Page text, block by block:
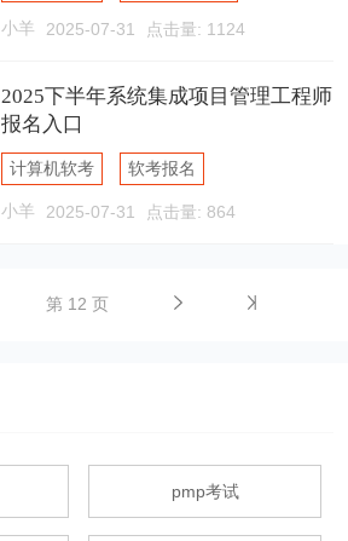
软考纸质证书领取
小羊 2025-07-31 点击量: 1124
2025下半年系统集成项目管理工程师
报名入口
计算机软考 软考报名
软考报名入口
小羊 2025-07-31 点击量: 864
第 12 页
pmp考试